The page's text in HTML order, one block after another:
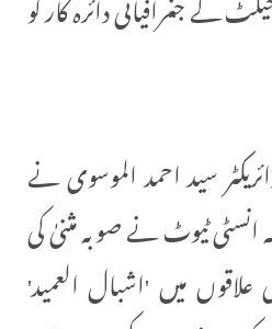
سید احمد الموسوی نے
انسٹی ٹیوٹ نے صوبہ مثنیٰ کی
میں 'اشبال العمید'